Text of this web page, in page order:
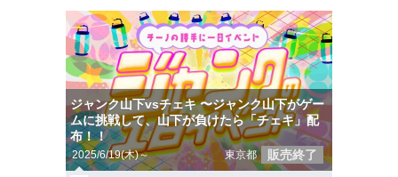
ジャンク山下vsチェキ 〜ジャンク山下がゲー
ムに挑戦して、山下が負けたら「チェキ」配
布！！
2025/6/19(木)～ 東京都 販売終了